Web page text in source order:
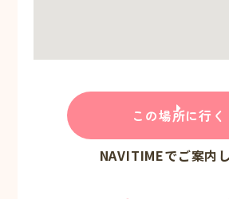
この場所に行く
NAVITIMEでご案内